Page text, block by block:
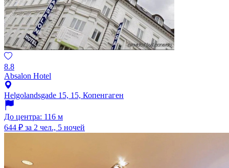
8.8
Absalon Hotel
Helgolandsgade 15, 15, Копенгаген
До центра: 116 м
644 ₽ за 2 чел., 5 ночей